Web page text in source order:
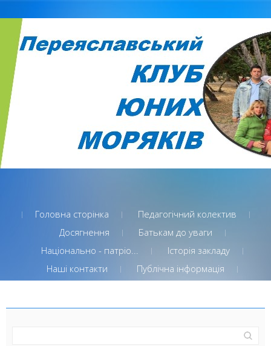
Головна сторінка
Педагогічний колектив
Досягнення
Батькам до уваги
Національно - патріо...
Історія закладу
Наші контакти
Публічна інформація